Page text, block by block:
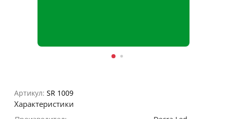
Артикул: SR 1009
Характеристики